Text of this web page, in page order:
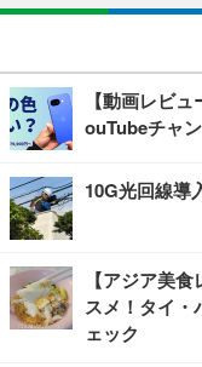
【動画レビ
ouTubeチャ
10G光回線導
【アジア美
スメ！タイ・
ェック